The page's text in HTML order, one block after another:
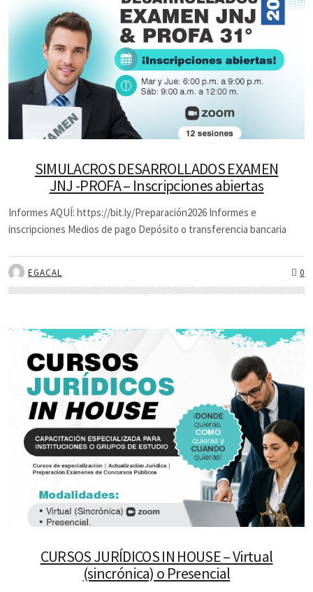
SIMULACROS DESARROLLADOS EXAMEN
JNJ -PROFA – Inscripciones abiertas
Informes AQUÍ: https://bit.ly/Preparación2026 Informes e
inscripciones Medios de pago Depósito o transferencia bancaria
EGACAL 0
CURSOS JURÍDICOS IN HOUSE – Virtual
(sincrónica) o Presencial